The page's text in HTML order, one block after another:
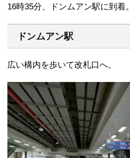
16時35分、ドンムアン駅に到着。
ドンムアン駅
広い構内を歩いて改札口へ。